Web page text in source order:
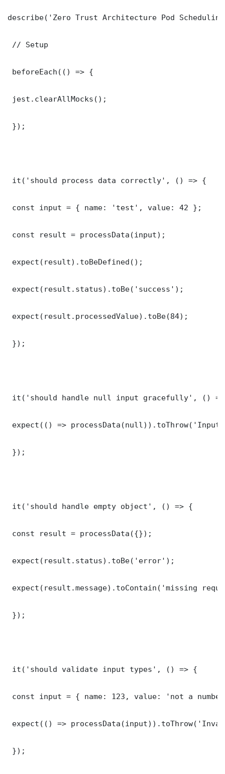
describe('Zero Trust Architecture Pod
// Setup
beforeEach(() => {
jest.clearAllMocks();
});
it('should process data correctly', () => {
const input = { name: 'test', value: 42 };
const result = processData(input);
expect(result).toBeDefined();
expect(result.status).toBe('success');
expect(result.processedValue).toBe(84);
});
it('should handle null input gracefully', ()
expect(() =>
});
it('should handle empty object', () => {
const result = processData({});
expect(result.status).toBe('error');
expect(result.message).toContain('missing
});
it('should validate input types', () => {
const input = { name: 123, value: 'not a
expect(() =>
});